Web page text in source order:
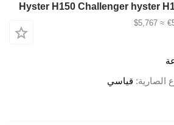
Hyster H150 Challenger hyster
≈ $5,767
الصارية قياسي